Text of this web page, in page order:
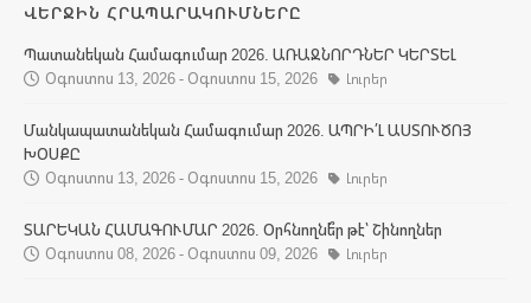
ՎԵՐՋԻՆ ՀՐԱՊԱՐԱԿՈՒՄՆԵՐԸ
Պատանեկան Համագումար 2026. ԱՌԱՋՆՈՐԴՆԵՐ ԿԵՐՏԵԼ
Օգոստոս 13, 2026 - Օգոստոս 15, 2026
Լուրեր
Մանկապատանեկան Համագումար 2026. ԱՊՐԻ՛Լ ԱՍՏՈՒԾՈՅ
ԽՕՍՔԸ
Օգոստոս 13, 2026 - Օգոստոս 15, 2026
Լուրեր
ՏԱՐԵԿԱՆ ՀԱՄԱԳՈՒՄԱՐ 2026. Օրհնողնե՞ր թէ՝ Շինողներ
Օգոստոս 08, 2026 - Օգոստոս 09, 2026
Լուրեր